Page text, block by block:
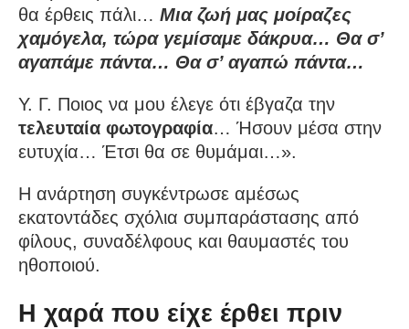
θα έρθεις πάλι… Μια ζωή μας μοίραζες
χαμόγελα, τώρα γεμίσαμε δάκρυα… Θα σ’
αγαπάμε πάντα… Θα σ’ αγαπώ πάντα…
Υ. Γ. Ποιος να μου έλεγε ότι έβγαζα την
τελευταία φωτογραφία… Ήσουν μέσα στην
ευτυχία… Έτσι θα σε θυμάμαι…».
Η ανάρτηση συγκέντρωσε αμέσως
εκατοντάδες σχόλια συμπαράστασης από
φίλους, συναδέλφους και θαυμαστές του
ηθοποιού.
Η χαρά που είχε έρθει πριν